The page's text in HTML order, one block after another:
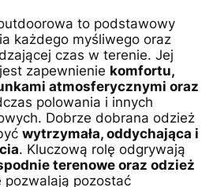
to podstawowy
każdego myśliwego oraz
czas w terenie. Jej
zapewnienie komfortu,
atmosferycznymi oraz
polowania i innych
Dobrze dobrana odzież
wytrzymała, oddychająca i
. Kluczową rolę odgrywają
terenowe oraz odzież
pozwalają pozostać